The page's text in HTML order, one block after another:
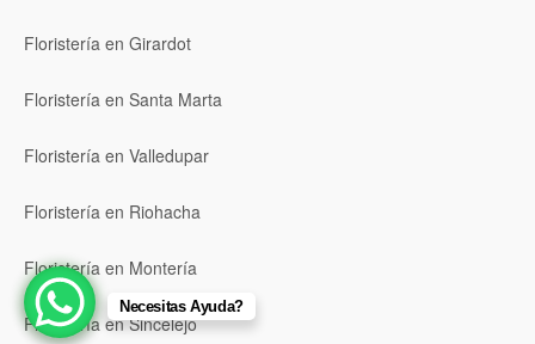
Floristería en Girardot
Floristería en Santa Marta
Floristería en Valledupar
Floristería en Riohacha
Floristería en Montería
Floristería en Sincelejo
Necesitas Ayuda?